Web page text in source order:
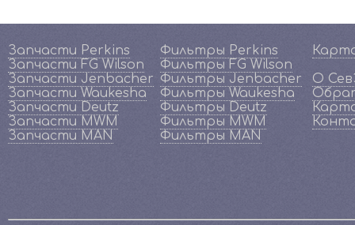
Запчасти Perkins
Запчасти FG Wilson
Запчасти Jenbacher
Запчасти Waukesha
Запчасти Deutz
Запчасти MWM
Запчасти MAN
Фильтры Perkins
Фильтры FG Wilson
Фильтры Jenbacher
Фильтры Waukesha
Фильтры Deutz
Фильтры MWM
Фильтры MAN
О